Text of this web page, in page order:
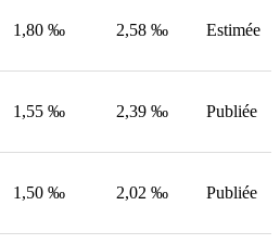
1,80 ‰ 2,58 ‰ Estimée
1,55 ‰ 2,39 ‰ Publiée
1,50 ‰ 2,02 ‰ Publiée